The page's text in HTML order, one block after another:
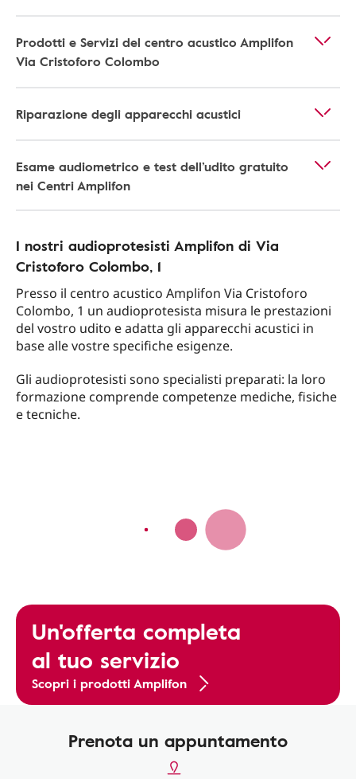
Prodotti e Servizi del centro acustico Amplifon
Via Cristoforo Colombo
Riparazione degli apparecchi acustici
Esame audiometrico e test dell’udito gratuito
nei Centri Amplifon
I nostri audioprotesisti Amplifon di Via
Cristoforo Colombo, 1
Presso il centro acustico Amplifon Via Cristoforo
Colombo, 1 un audioprotesista misura le prestazioni
del vostro udito e adatta gli apparecchi acustici in
base alle vostre specifiche esigenze.
Gli audioprotesisti sono specialisti preparati: la loro
formazione comprende competenze mediche, fisiche
e tecniche.
Un'offerta completa
al tuo servizio
Scopri i prodotti Amplifon
Prenota un appuntamento